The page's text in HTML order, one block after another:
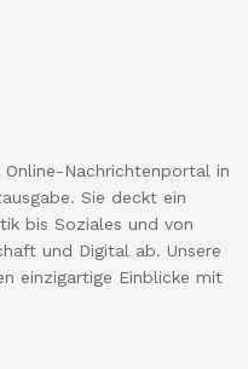
Online-Nachrichtenportal in
Sie deckt ein
bis Soziales und von
und Digital ab. Unsere
einzigartige Einblicke mit